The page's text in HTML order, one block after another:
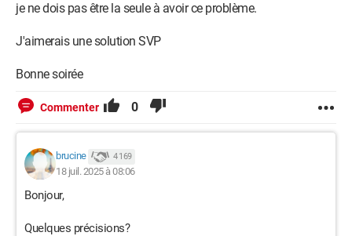
je ne dois pas être la seule à avoir ce problème.
J'aimerais une solution SVP
Bonne soirée
Commenter 0
brucine 4 169
18 juil. 2025 à 08:06
Bonjour,
Quelques précisions?